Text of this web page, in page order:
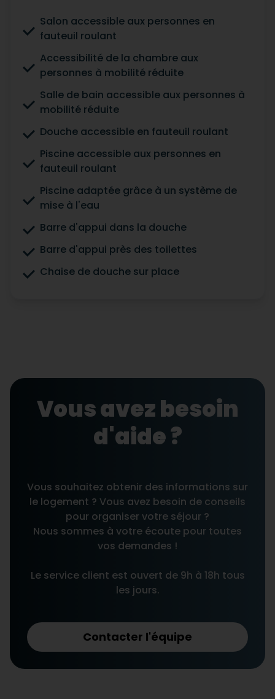
Salon accessible aux personnes en
fauteuil roulant
Accessibilité de la chambre aux
personnes à mobilité réduite
Salle de bain accessible aux personnes à
mobilité réduite
Douche accessible en fauteuil roulant
Piscine accessible aux personnes en
fauteuil roulant
Piscine adaptée grâce à un système de
mise à l'eau
Barre d'appui dans la douche
Barre d'appui près des toilettes
Chaise de douche sur place
Vous avez besoin
d'aide ?
Vous souhaitez obtenir des informations sur
le logement ? Vous avez besoin de conseils
pour organiser votre séjour ?
Nous sommes à votre écoute pour toutes
vos demandes !
Le service client est ouvert de 9h à 18h tous
les jours.
Contacter l'équipe